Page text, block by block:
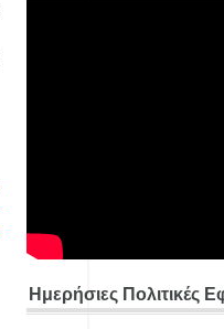
Ημερήσιες Πολιτικές